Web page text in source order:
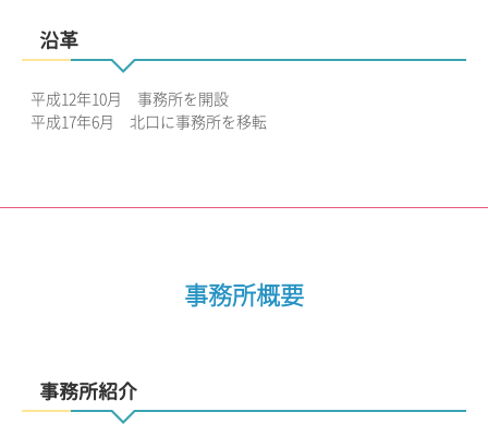
沿革
平成12年10月 事務所を開設
平成17年6月 北口に事務所を移転
事務所概要
事務所紹介